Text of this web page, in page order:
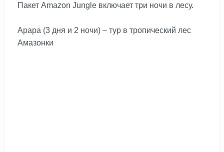
Пакет Amazon Jungle включает три ночи в лесу.
Арара (3 дня и 2 ночи) – тур в тропический лес
Амазонки